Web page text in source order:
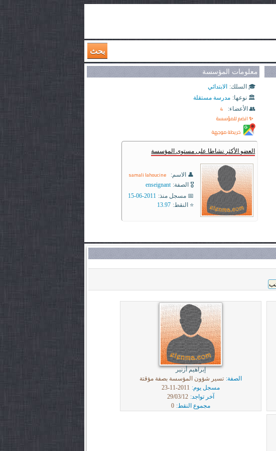
بحث
معلومات المؤسسة
🎓 السلك: الابتدائي
🏛️ نوعها: مدرسة مستقلة
👥 الأعضاء:
4
✨ انضم للمؤسسة
خريطة موجهة
العضو الأكثر نشاطا على مستوى المؤسسة
👤 الاسم: samali lahoucine
🎖️ الصفة: enseignant
📅 مسجل منذ: 2011-06-15
⭐ النقط: 13.97
إبراهيم أزنير
الصفة: تسير شؤون المؤسسة بصفة مؤقتة
مسجل يوم: 2011-11-23
آخر تواجد: 29/03/12
مجموع النقط: 0